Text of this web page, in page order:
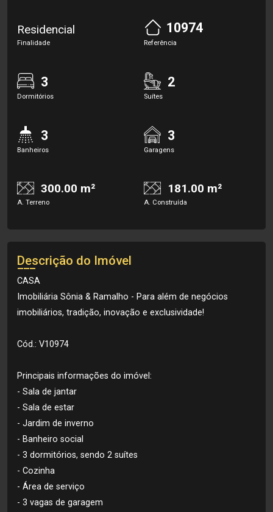
Residencial
Finalidade
10974
Referência
3
Dormitórios
2
Suítes
3
Banheiros
3
Garagens
300.00 m²
A. Terreno
181.00 m²
A. Construída
Descrição do Imóvel
CASA
Imobiliária Sônia & Ramalho - Para além de negócios
imobiliários, tradição, inovação e exclusividade!
Cód.: V10974
Principais informações do imóvel:
- Sala de jantar
- Sala de estar
- Jardim de inverno
- Banheiro social
- 3 dormitórios, sendo 2 suítes
- Cozinha
- Área de serviço
- 3 vagas de garagem